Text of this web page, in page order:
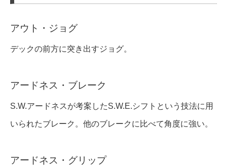
アウト・ジョグ
デックの前方に突き出すジョグ。
アードネス・ブレーク
S.W.アードネスが考案したS.W.E.シフトという技法に用
いられたブレーク。他のブレークに比べて角度に強い。
アードネス・グリップ